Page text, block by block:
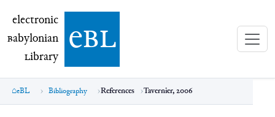
electronic Babylonian Library (eBL)
electronic
Babylonian
Library ebl
eBL Bibliography References Tavernier, 2006